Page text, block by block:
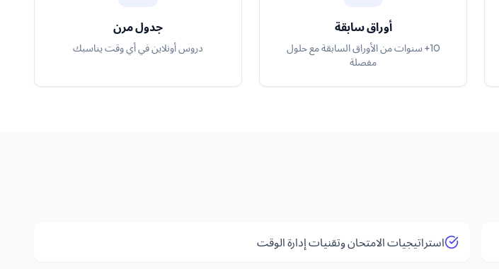
أوراق سابقة
10+ سنوات من الأوراق السابقة مع حلول
مفصلة
جدول مرن
دروس أونلاين في أي وقت يناسبك
استراتيجيات الامتحان وتقنيات إدارة الوقت